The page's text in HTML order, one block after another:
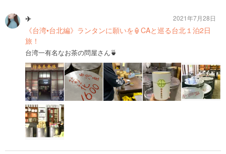
✈︎
《台湾•台北編》ランタンに願いを🏮CAと巡る台北１泊2日
旅！
台湾一有名なお茶の問屋さん🍵
2021年7月28日